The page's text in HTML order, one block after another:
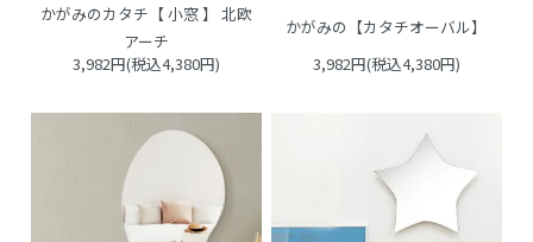
かがみのカタチ【 小窓 】 北欧
アーチ
3,982円(税込4,380円)
かがみの【カタチオーバル】
3,982円(税込4,380円)